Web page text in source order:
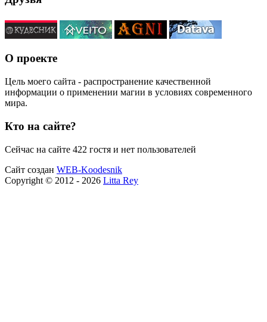
О проекте
Цель моего сайта - распространение качественной
информации о применении магии в условиях современного
мира.
Кто на сайте?
Сейчас на сайте 422 гостя и нет пользователей
Сайт создан WEB-Koodesnik
Copyright © 2012 - 2026 Litta Rey